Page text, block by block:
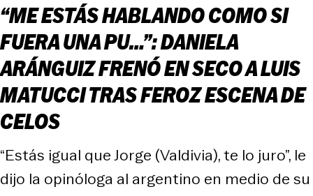
“ME ESTÁS HABLANDO COMO SI
FUERA UNA PU…”: DANIELA
ARÁNGUIZ FRENÓ EN SECO A LUIS
MATUCCI TRAS FEROZ ESCENA DE
CELOS
“Estás igual que Jorge (Valdivia), te lo juro”, le
dijo la opinóloga al argentino en medio de su